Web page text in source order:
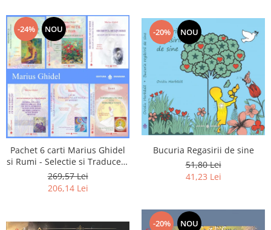
-24% NOU
Pachet 6 carti Marius Ghidel
si Rumi - Selectie si Traducere
de Marius Ghidel
269,57 Lei
206,14 Lei
-20% NOU
Bucuria Regasirii de sine
51,80 Lei
41,23 Lei
-20% NOU